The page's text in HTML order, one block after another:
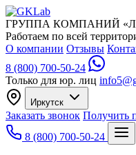
ГРУППА КОМПАНИЙ
Работаем по всей
О компании Отзывы
8 (800) 700-50-24
Только для юр. лиц
Иркутск
Заказать звонок Получить
8 (800) 700-50-24